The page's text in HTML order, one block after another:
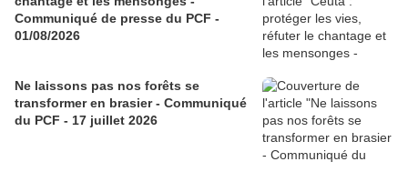
Communiqué de presse du PCF -
01/08/2026
Ne laissons pas nos forêts se
transformer en brasier - Communiqué
du PCF - 17 juillet 2026